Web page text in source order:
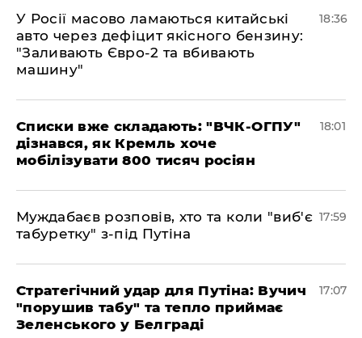
У Росії масово ламаються китайські
авто через дефіцит якісного бензину:
"Заливають Євро-2 та вбивають
машину"
18:36
Списки вже складають: "ВЧК-ОГПУ"
дізнався, як Кремль хоче
мобілізувати 800 тисяч росіян
18:01
Муждабаєв розповів, хто та коли "виб'є
табуретку" з-під Путіна
17:59
Стратегічний удар для Путіна: Вучич
"порушив табу" та тепло приймає
Зеленського у Белграді
17:07